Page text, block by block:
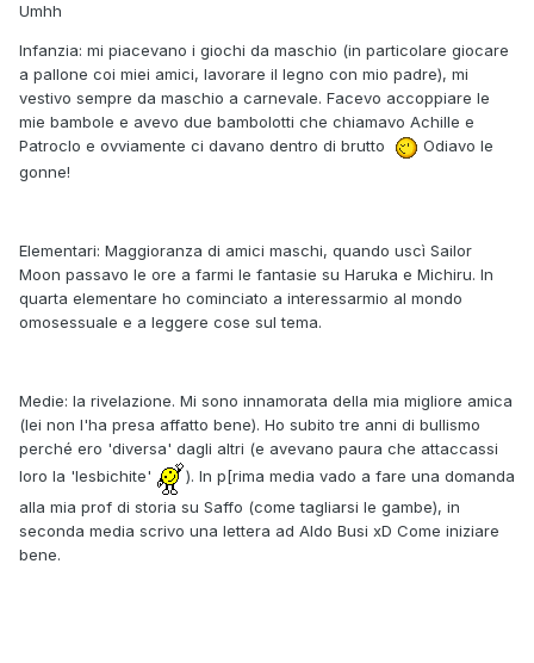
Umhh
Infanzia: mi piacevano i giochi da maschio (in particolare giocare
a pallone coi miei amici, lavorare il legno con mio padre), mi
vestivo sempre da maschio a carnevale. Facevo accoppiare le
mie bambole e avevo due bambolotti che chiamavo Achille e
Patroclo e ovviamente ci davano dentro di brutto
Odiavo le
gonne!
Elementari: Maggioranza di amici maschi, quando uscì Sailor
Moon passavo le ore a farmi le fantasie su Haruka e Michiru. In
quarta elementare ho cominciato a interessarmio al mondo
omosessuale e a leggere cose sul tema.
Medie: la rivelazione. Mi sono innamorata della mia migliore amica
(lei non l'ha presa affatto bene). Ho subito tre anni di bullismo
perché ero 'diversa' dagli altri (e avevano paura che attaccassi
loro la 'lesbichite'
). In p[rima media vado a fare una domanda
alla mia prof di storia su Saffo (come tagliarsi le gambe), in
seconda media scrivo una lettera ad Aldo Busi xD Come iniziare
bene.